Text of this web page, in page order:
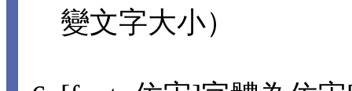
變文字大小）